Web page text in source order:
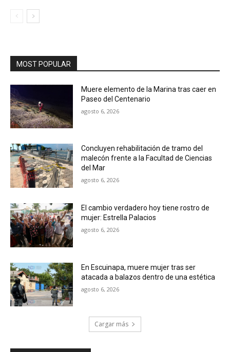
MOST POPULAR
Muere elemento de la Marina tras caer en
Paseo del Centenario
agosto 6, 2026
Concluyen rehabilitación de tramo del
malecón frente a la Facultad de Ciencias
del Mar
agosto 6, 2026
El cambio verdadero hoy tiene rostro de
mujer: Estrella Palacios
agosto 6, 2026
En Escuinapa, muere mujer tras ser
atacada a balazos dentro de una estética
agosto 6, 2026
Cargar más